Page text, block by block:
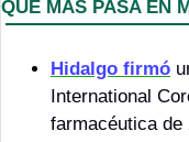
QUÉ MÁS PASA EN
Hidalgo firmó
International
farmacéutica de